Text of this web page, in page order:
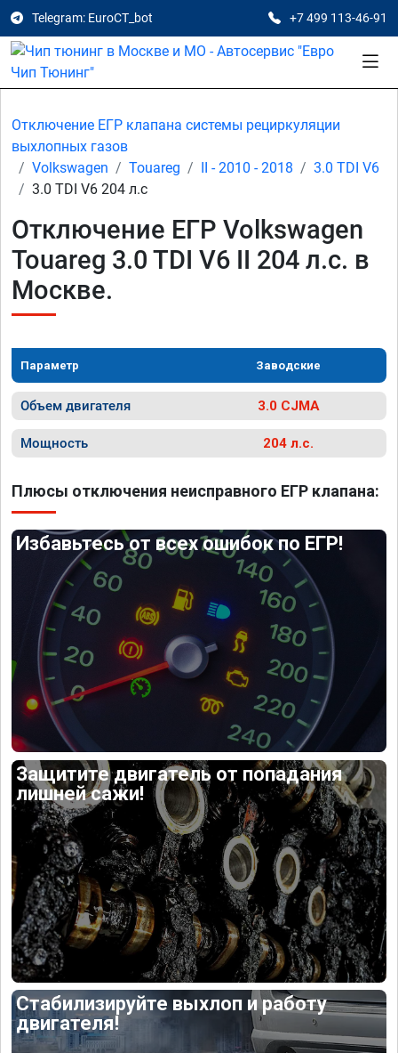
Telegram: EuroCT_bot +7 499 113-46-91
Отключение ЕГР клапана системы рециркуляции
выхлопных газов
Volkswagen
Touareg II - 2010 - 2018
3.0 TDI V6
3.0 TDI V6 204 л.с
Отключение ЕГР Volkswagen
Touareg 3.0 TDI V6 II 204 л.с. в
Москве.
Параметр Заводские
Объем двигателя 3.0 CJMA
Мощность 204 л.с.
Плюсы отключения неисправного ЕГР клапана:
Избавьтесь от всех ошибок по ЕГР!
Защитите двигатель от попадания
лишней сажи!
Стабилизируйте выхлоп и работу
двигателя!